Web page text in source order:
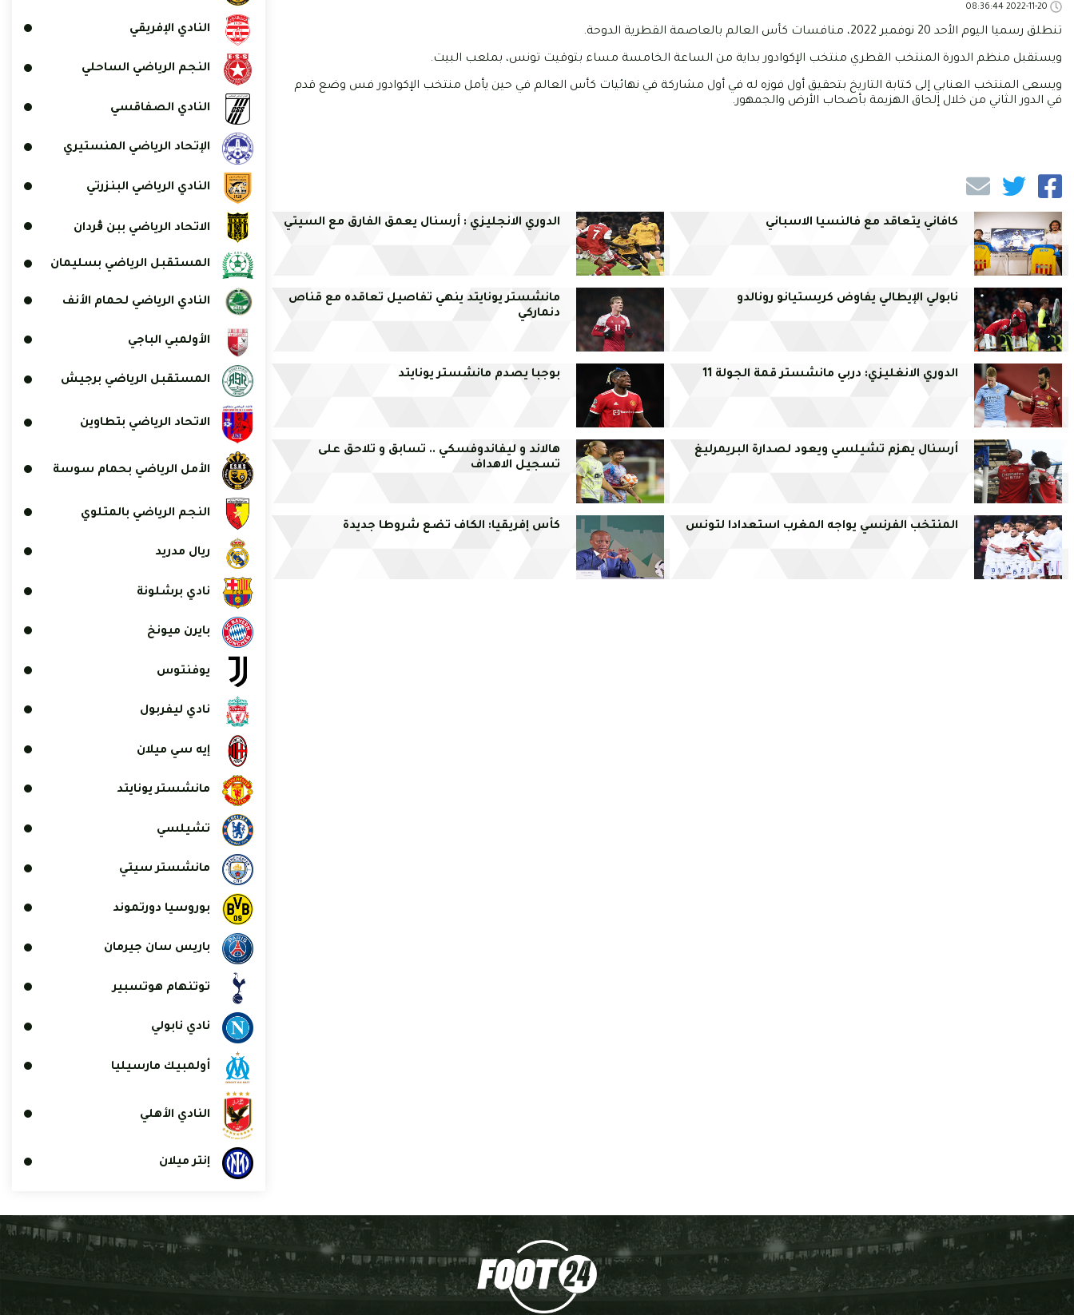
تنطلق رسميا اليوم الأحد 20 نوفمبر 2022، منافسات كأس العالم بالعاصمة القطرية الدوحة.
ويستقبل منظم الدورة المنتخب القطري منتخب الإكوادور بداية من الساعة الخامسة مساء بتوقيت تونس، بملعب البيت.
ويسعى المنتخب العنابي إلى كتابة التاريخ بتحقيق أول فوزه له في أول مشاركة في نهائيات كأس العالم في حين يأمل منتخب الإكوادور فس وضع قدم
في الدور الثاني من خلال إلحاق الهزيمة بأصحاب الأرض والجمهور.
كافاني يتعاقد مع فالنسيا الاسباني الدوري الانجليزي : أرسنال يعمق الفارق مع السيتي
نابولي الإيطالي يفاوض كريستيانو رونالدو
مانشستر يونايتد ينهي تفاصيل تعاقده مع قناص
دنماركي
الدوري الانغليزي: دربي مانشستر قمة الجولة 11 بوجبا يصدم مانشستر يونايتد
أرسنال يهزم تشيلسي ويعود لصدارة البريمرليغ
هالاند و ليفاندوفسكي .. تسابق و تلاحق على
تسجيل الاهداف
المنتخب الفرنسي يواجه المغرب استعدادا لتونس كأس إفريقيا: الكاف تضع شروطا جديدة
النادي الإفريقي
النجم الرياضي الساحلي
النادي الصفاقسي
الإتحاد الرياضي المنستيري
النادي الرياضي البنزرتي
الاتحاد الرياضي ببن ڨردان
المستقبل الرياضي بسليمان
النادي الرياضي لحمام الأنف
الأولمبي الباجي
المستقبل الرياضي برجيش
الاتحاد الرياضي بتطاوين
الأمل الرياضي بحمام سوسة
النجم الرياضي بالمتلوي
ريال مدريد
نادي برشلونة
بايرن ميونخ
يوفنتوس
نادي ليفربول
إيه سي ميلان
مانشستر يونايتد
تشيلسي
مانشستر سيتي
بوروسيا دورتموند
باريس سان جيرمان
توتنهام هوتسبير
نادي نابولي
أولمبيك مارسيليا
النادي الأهلي
إنتر ميلان